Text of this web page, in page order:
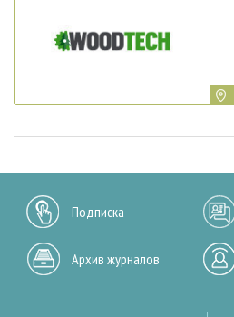
Подписка
Архив журналов